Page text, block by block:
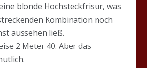
blonde Hochsteckfrisur, was
Kombination noch
aussehen ließ.
2 Meter 40. Aber das